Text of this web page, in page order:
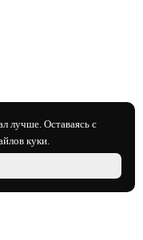
лучше. Оставаясь с
куки.